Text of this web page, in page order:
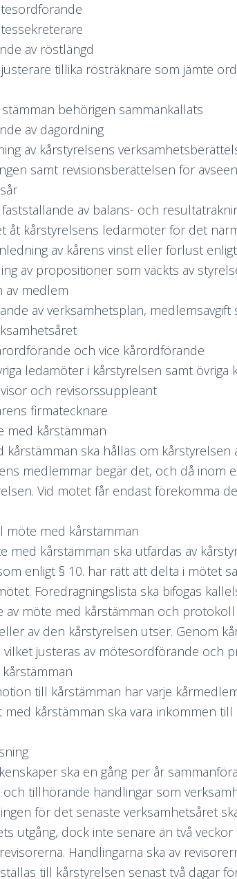
av röstlängd
justerare tillika rösträknare som jämte
stämman behörigen sammankallats
av dagordning
av kårstyrelsens
samt revisionsberättelsen för
fastställande av balans- och
åt kårstyrelsens ledarmöter för det
av kårens vinst eller förlust
av propositioner som väckts av
av medlem
av verksamhetsplan,
och vice kårordförande
ledamöter i kårstyrelsen samt övriga
och revisorssuppleant
firmatecknare
med kårstämman
kårstämman ska hållas om
medlemmar begär det, och då inom
Vid mötet får endast förekomma
möte med kårstämman
med kårstämman ska utfärdas av
enligt § 10. har rätt att delta i mötet
Föredragningslista ska bifogas
av möte med kårstämman och
av den kårstyrelsen utser. Genom
justeras av mötesordförande och
till kårstämman har varje
med kårstämman ska vara inkommen
ska en gång per år
och tillhörande handlingar som
för det senaste verksamhetsåret
utgång, dock inte senare än två
Handlingarna ska av
till kårstyrelsen senast två dagar